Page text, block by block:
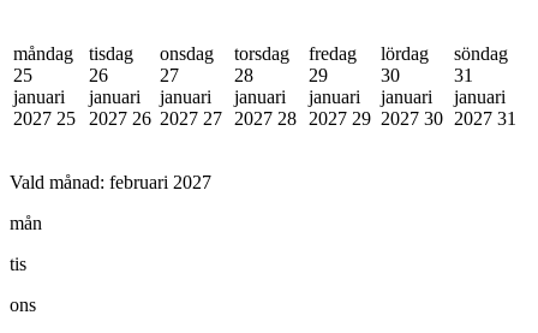
måndag
25
januari
2027 25
tisdag
26
januari
2027 26
onsdag
27
januari
2027 27
torsdag
28
januari
2027 28
fredag
29
januari
2027 29
lördag
30
januari
2027 30
söndag
31
januari
2027 31
Vald månad: februari 2027
mån
tis
ons